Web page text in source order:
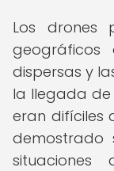
Los drones
geográficos
dispersas y
la llegada de
eran difíciles
demostrado
situaciones